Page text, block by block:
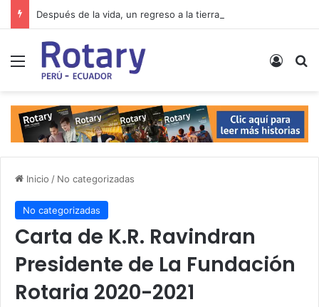
Después de la vida, un regreso a la tierra
Menú
Inicio / No categorizadas
No categorizadas
Carta de K.R. Ravindran
Presidente de La Fundación
Rotaria 2020-2021